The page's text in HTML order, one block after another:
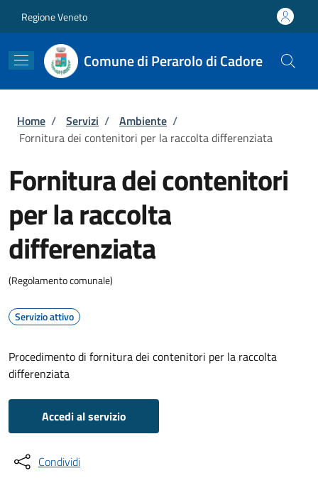
Regione Veneto
Comune di Perarolo di Cadore
Briciole di pane
Home / Servizi / Ambiente /
Fornitura dei contenitori per la raccolta differenziata
Fornitura dei contenitori
per la raccolta
differenziata
(Regolamento comunale)
Servizio attivo
Procedimento di fornitura dei contenitori per la raccolta
differenziata
Accedi al servizio
Condividi